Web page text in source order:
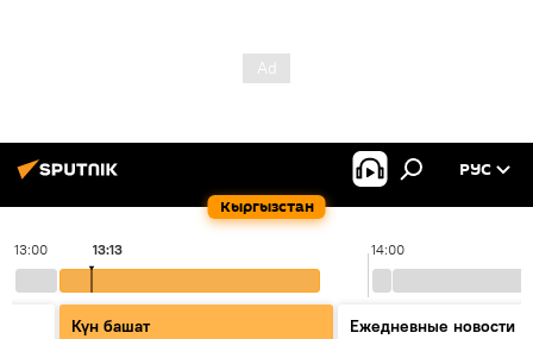
Кыргызстан
РУС
13:00 14:00
13:13
Күн башат
Ежедневные новости